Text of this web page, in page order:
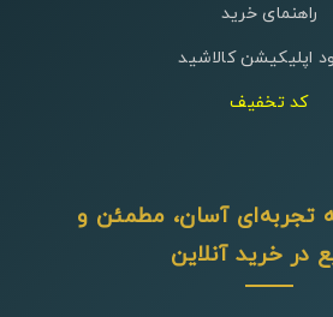
راهنمای خرید
اپلیکیشن کالاشید
کد تخفیف
تجربه‌ای آسان، مطمئن و
در خرید آنلاین